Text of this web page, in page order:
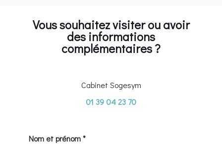
Vous souhaitez visiter ou avoir
des informations
complémentaires ?
Cabinet Sogesym
01 39 04 23 70
Nom et prénom *